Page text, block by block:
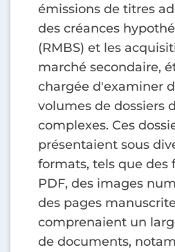
émissions de titres
des créances
(RMBS) et les
marché secondaire,
chargée d'examiner
volumes de dossiers
complexes. Ces
présentaient sous
formats, tels que des
PDF, des images
des pages
comprenaient un
de documents,